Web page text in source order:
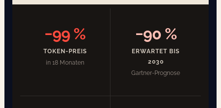
−99 %
TOKEN-PREIS
in 18 Monaten
−90 %
ERWARTET BIS
2030
Gartner-Prognose